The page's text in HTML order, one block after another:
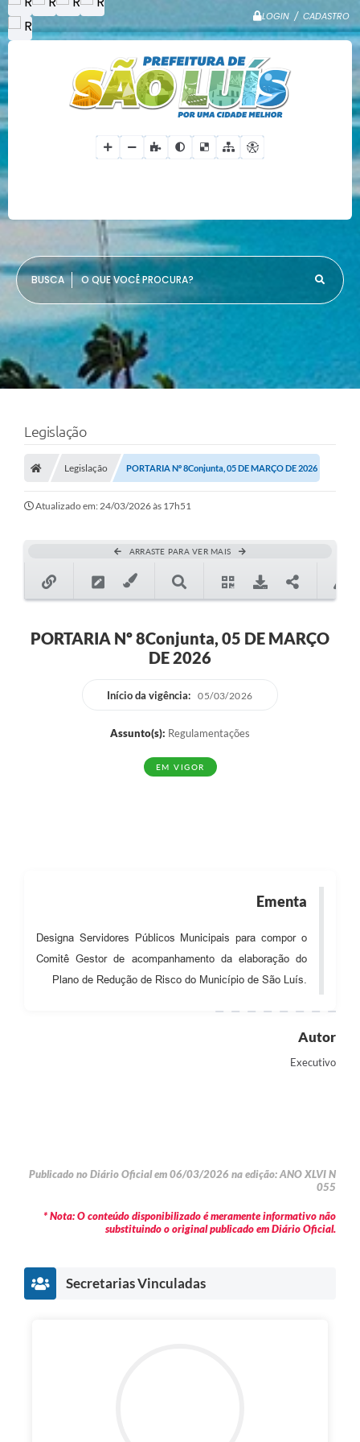
LOGIN / CADASTRO
O QUE VOCÊ PROCURA?
Legislação
Legislação PORTARIA Nº 8Conjunta, 05 DE MARÇO DE 2026
Atualizado em: 24/03/2026 às 17h51
ARRASTE PARA VER MAIS
PORTARIA Nº 8Conjunta, 05 DE MARÇO
DE 2026
Início da vigência: 05/03/2026
Assunto(s): Regulamentações
EM VIGOR
Ementa
Designa Servidores Públicos Municipais para compor o
Comitê Gestor de acompanhamento da elaboração do
Plano de Redução de Risco do Município de São Luís.
Autor
Executivo
Publicado no Diário Oficial em 06/03/2026 na edição: ANO XLVI N
055
* Nota: O conteúdo disponibilizado é meramente informativo não
substituindo o original publicado em Diário Oficial.
Secretarias Vinculadas